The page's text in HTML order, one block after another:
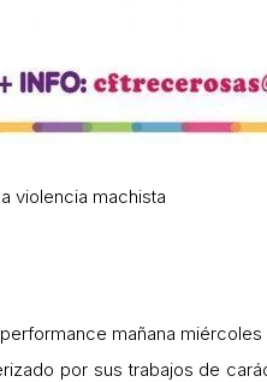
violencia machista
mañana
por sus trabajos de